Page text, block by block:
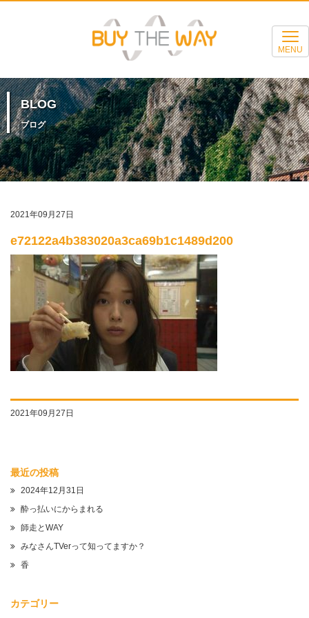
MENU
BLOG
ブログ
2021年09月27日
e72122a4b383020a3ca69b1c1489d200
2021年09月27日
最近の投稿
2024年12月31日
酔っ払いにからまれる
師走とWAY
みなさんTVerって知ってますか？
香
カテゴリー